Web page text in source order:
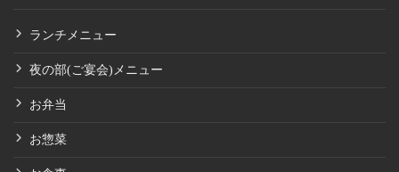
ランチメニュー
夜の部(ご宴会)メニュー
お弁当
お惣菜